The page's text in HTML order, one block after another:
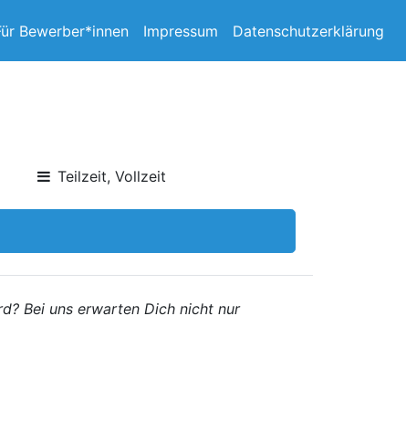
Bewerber*innen Impressum Datenschutzerklärung
Teilzeit, Vollzeit
Bei uns erwarten Dich nicht nur